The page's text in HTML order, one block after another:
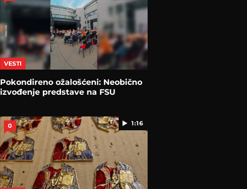
VESTI
Pokondireno ožalošćeni: Neobično
izvođenje predstave na FSU
1:16
0